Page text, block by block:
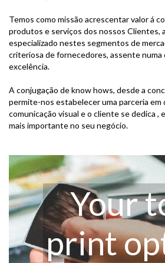
Temos como missão acrescentar valor á
produtos e serviços dos nossos Clientes,
especializado nestes segmentos de
criteriosa de fornecedores, assente numa
excelência.
A conjugação de know hows, desde a
permite-nos estabelecer uma parceria em
comunicação visual e o cliente se dedica ,
mais importante no seu negócio.
Your
print